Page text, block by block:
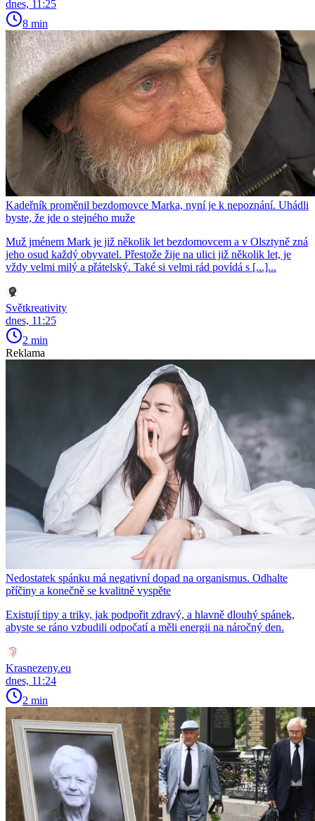
dnes, 11:25
8 min
Kadeřník proměnil bezdomovce Marka, nyní je k nepoznání. Uhádli
byste, že jde o stejného muže
Muž jménem Mark je již několik let bezdomovcem a v Olsztyně zná
jeho osud každý obyvatel. Přestože žije na ulici již několik let, je
vždy velmi milý a přátelský. Také si velmi rád povídá s [...]...
Světkreativity
dnes, 11:25
2 min
Reklama
Nedostatek spánku má negativní dopad na organismus. Odhalte
příčiny a konečně se kvalitně vyspěte
Existují tipy a triky, jak podpořit zdravý, a hlavně dlouhý spánek,
abyste se ráno vzbudili odpočatí a měli energii na náročný den.
Krasnezeny.eu
dnes, 11:24
2 min